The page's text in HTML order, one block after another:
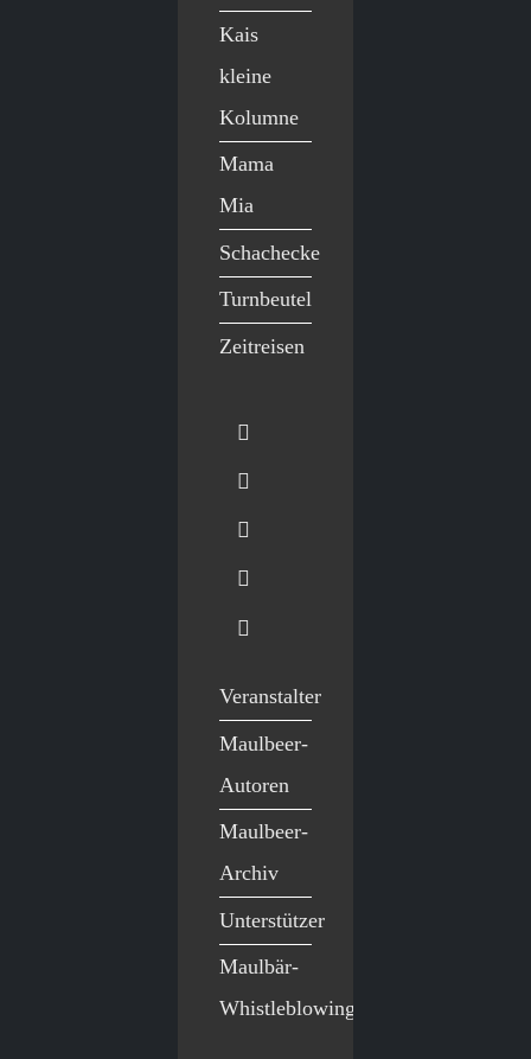
Kais
kleine
Kolumne
Mama
Mia
Schachecke
Turnbeutel
Zeitreisen
Veranstalter
Maulbeer-
Autoren
Maulbeer-
Archiv
Unterstützer
Maulbär-
Whistleblowing